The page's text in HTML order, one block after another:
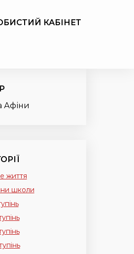
КАБІНЕТ
Афіни
життя
школи